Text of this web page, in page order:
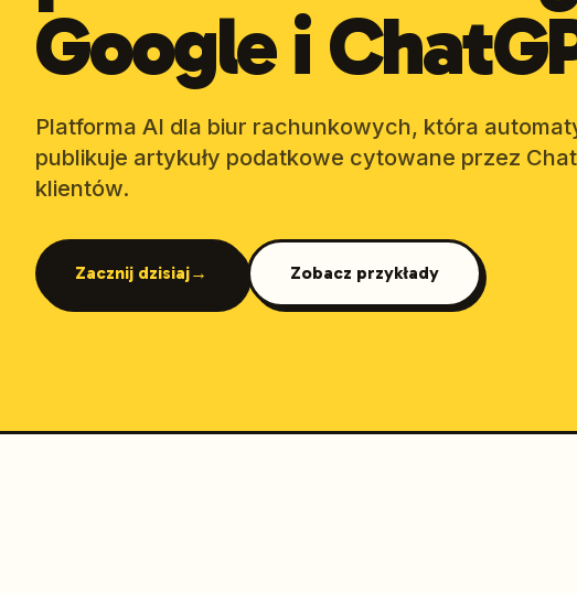
Google i
Platforma AI dla biur rachunkowych, która
publikuje artykuły podatkowe cytowane przez
klientów.
Zacznij dzisiaj→ Zobacz przykłady